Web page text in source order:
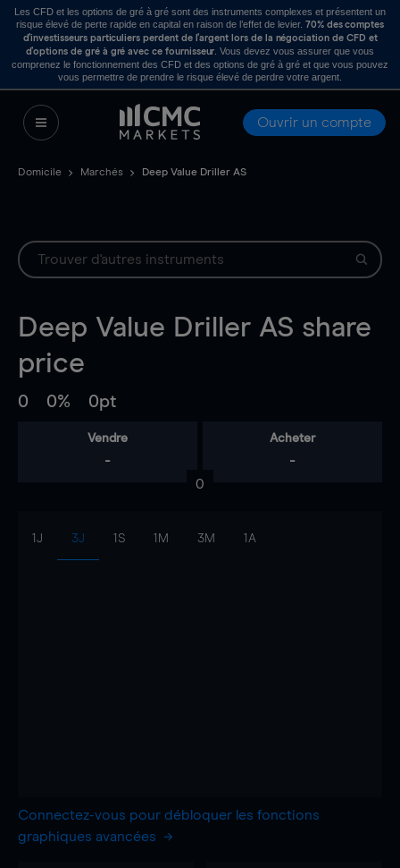
Les CFD et les options de gré à gré sont des instruments complexes et présentent un
risque élevé de perte rapide en capital en raison de l’effet de levier. 70% des comptes
d’investisseurs particuliers perdent de l’argent lors de la négociation de CFD et
d’options de gré à gré avec ce fournisseur . Vous devez vous assurer que vous
comprenez le fonctionnement des CFD et des options de gré à gré et que vous pouvez
vous permettre de prendre le risque élevé de perdre votre argent.
Ouvrir un compte
Domicile Marchés Deep Value Driller AS
Deep Value Driller AS share
price
0 0% 0pt
Vendre
-
Acheter
-
0
1J 3J 1S 1M 3M 1A
Connectez-vous pour débloquer les fonctions
graphiques avancées